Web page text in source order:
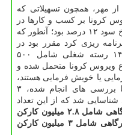
مهر، همچون تسهیلاتی که
کرونا بر کسب و کارها در
به بنگاه ها با نرخ سود ۱۲ درصد بود؛ آنطور که
ریزی کرد مقرر بود در
مجموع ۴۹ هزار میلیارد تومان به ۱۴ رسته شغلی شامل ۵۰۰
ویروس کرونا متحمل شده و
یا خویش فرمایی هستند،
تسهیلات پرداخت گردد که مطابق با بررسی های انجام شده، ۳